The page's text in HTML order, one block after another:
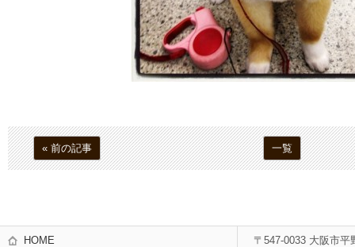
« 前の記事 一覧
HOME 〒547-0033 大阪市平